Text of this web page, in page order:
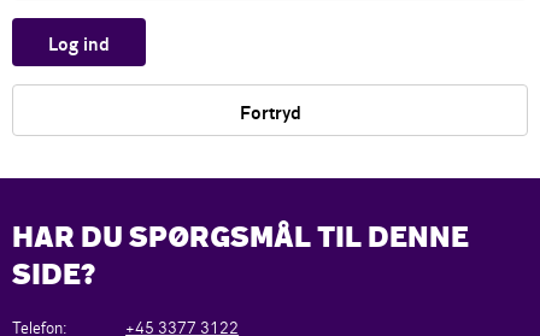
Log ind
Fortryd
HAR DU SPØRGSMÅL TIL DENNE
SIDE?
Telefon: +45 3377 3122